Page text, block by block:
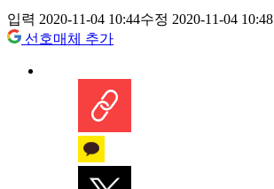
입력 2020-11-04 10:44수정 2020-11-04 10:48
선호매체 추가